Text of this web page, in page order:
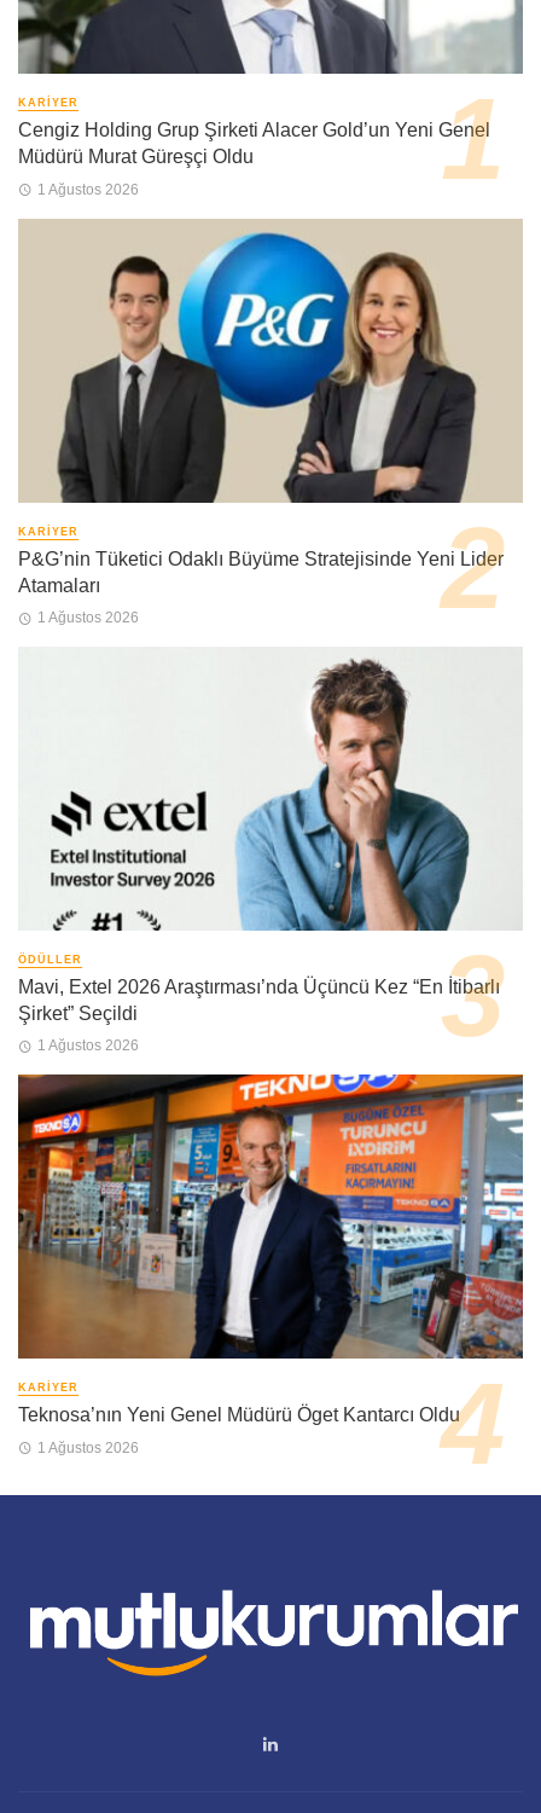
KARIYER
Cengiz Holding Grup Şirketi Alacer Gold’un Yeni Genel
Müdürü Murat Güreşçi Oldu
1 Ağustos 2026
KARIYER
P&G’nin Tüketici Odaklı Büyüme Stratejisinde Yeni Lider
Atamaları
1 Ağustos 2026
ÖDÜLLER
Mavi, Extel 2026 Araştırması’nda Üçüncü Kez “En İtibarlı
Şirket” Seçildi
1 Ağustos 2026
KARIYER
Teknosa’nın Yeni Genel Müdürü Öget Kantarcı Oldu
1 Ağustos 2026